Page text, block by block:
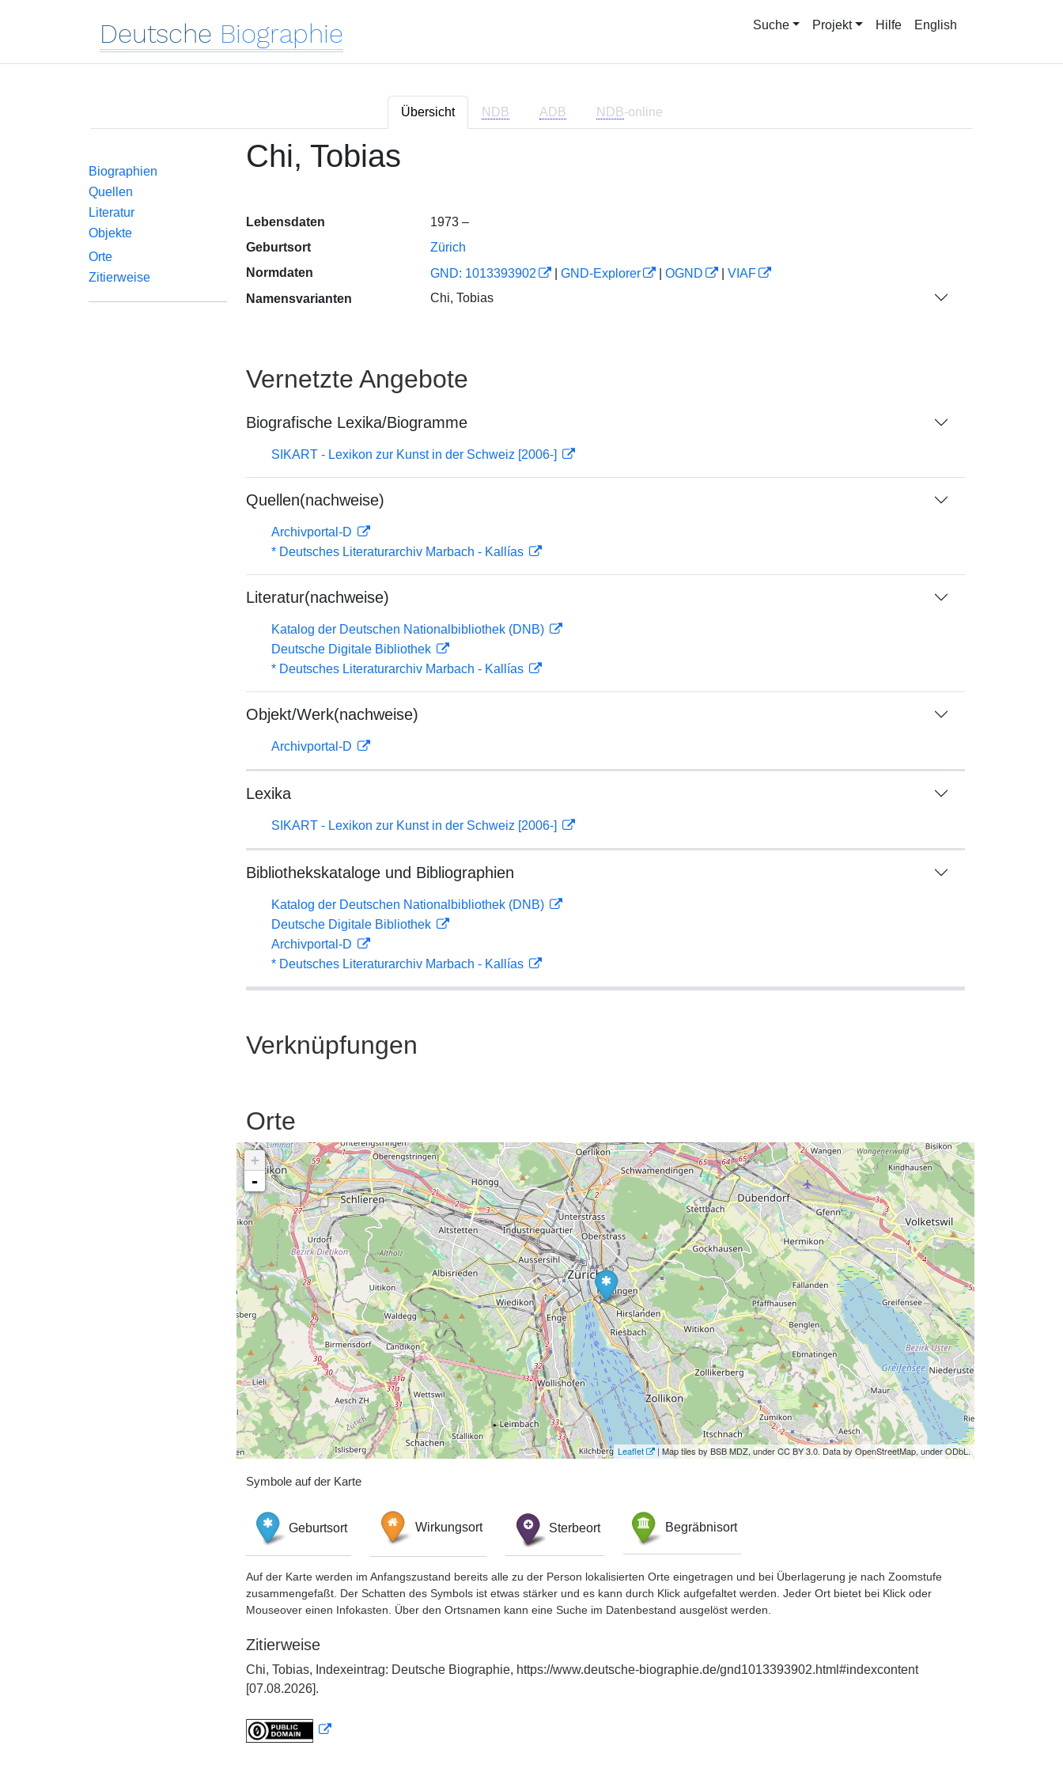
Deutsche Biographie Suche Projekt Hilfe English
Übersicht NDB ADB NDB-online
Biographien
Quellen
Literatur
Objekte
Orte
Zitierweise
Chi, Tobias
Lebensdaten
1973 –
Geburtsort
Zürich
Normdaten
GND: 1013393902 GND-Explorer OGND
VIAF
Namensvarianten
Chi, Tobias
Vernetzte Angebote
Biografische Lexika/Biogramme
SIKART - Lexikon zur Kunst in der Schweiz [2006-]
Quellen(nachweise)
Archivportal-D
* Deutsches Literaturarchiv Marbach - Kallías
Literatur(nachweise)
Katalog der Deutschen Nationalbibliothek (DNB)
Deutsche Digitale Bibliothek
* Deutsches Literaturarchiv Marbach - Kallías
Objekt/Werk(nachweise)
Archivportal-D
Lexika
SIKART - Lexikon zur Kunst in der Schweiz [2006-]
Bibliothekskataloge und Bibliographien
Katalog der Deutschen Nationalbibliothek (DNB)
Deutsche Digitale Bibliothek
Archivportal-D
* Deutsches Literaturarchiv Marbach - Kallías
Verknüpfungen
Orte
+
-
Leaflet | Map tiles by BSB MDZ, under CC BY 3.0. Data by OpenStreetMap, under ODbL.
Symbole auf der Karte
Geburtsort Wirkungsort Sterbeort Begräbnisort
Auf der Karte werden im Anfangszustand bereits alle zu der Person lokalisierten Orte eingetragen und bei Überlagerung je nach Zoomstufe
zusammengefaßt. Der Schatten des Symbols ist etwas stärker und es kann durch Klick aufgefaltet werden. Jeder Ort bietet bei Klick oder
Mouseover einen Infokasten. Über den Ortsnamen kann eine Suche im Datenbestand ausgelöst werden.
Zitierweise
Chi, Tobias, Indexeintrag: Deutsche Biographie, https://www.deutsche-biographie.de/gnd1013393902.html#indexcontent
[07.08.2026].